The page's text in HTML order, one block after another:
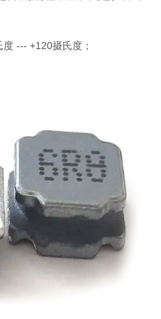
--- +120摄氏度；